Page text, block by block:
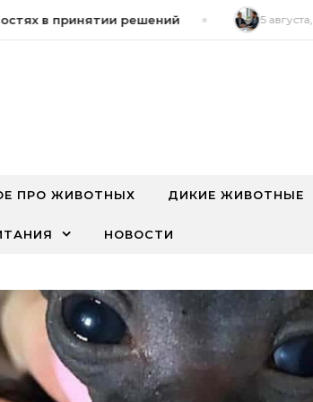
в принятии решений 5 августа, 2026
ПРО ЖИВОТНЫХ ДИКИЕ ЖИВОТНЫЕ
НОВОСТИ